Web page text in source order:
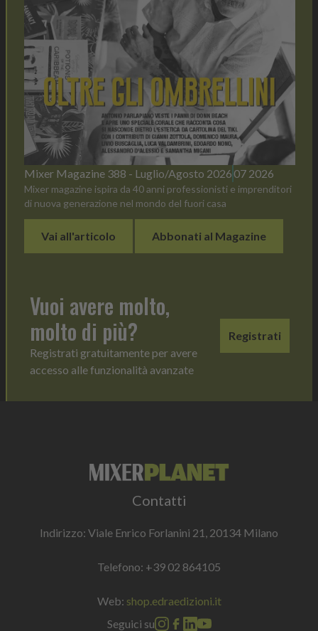
Mixer Magazine 388 - Luglio/Agosto 2026 07 2026
Mixer magazine ispira da 40 anni professionisti e imprenditori
di nuova generazione nel mondo del fuori casa
Vai all'articolo Abbonati al Magazine
Vuoi avere molto,
molto di più?
Registrati gratuitamente per avere
accesso alle funzionalità avanzate
Registrati
Contatti
Indirizzo: Viale Enrico Forlanini 21, 20134 Milano
Telefono: +39 02 864105
Web: shop.edraedizioni.it
Seguici su